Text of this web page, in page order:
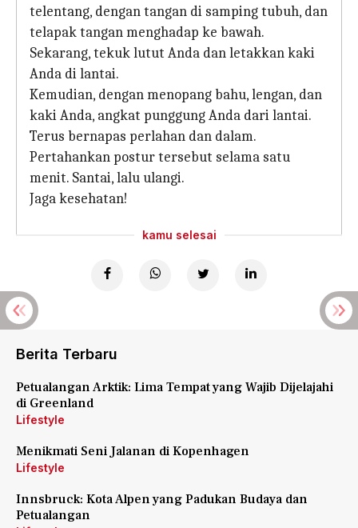
telentang, dengan tangan di samping tubuh, dan
telapak tangan menghadap ke bawah.
Sekarang, tekuk lutut Anda dan letakkan kaki
Anda di lantai.
Kemudian, dengan menopang bahu, lengan, dan
kaki Anda, angkat punggung Anda dari lantai.
Terus bernapas perlahan dan dalam.
Pertahankan postur tersebut selama satu
menit. Santai, lalu ulangi.
Jaga kesehatan!
kamu selesai
Berita Terbaru
Petualangan Arktik: Lima Tempat yang Wajib Dijelajahi
di Greenland
Lifestyle
Menikmati Seni Jalanan di Kopenhagen
Lifestyle
Innsbruck: Kota Alpen yang Padukan Budaya dan
Petualangan